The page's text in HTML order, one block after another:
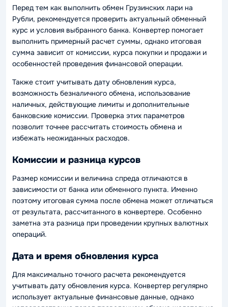
Перед тем как выполнить обмен Грузинских лари на
Рубли, рекомендуется проверить актуальный обменный
курс и условия выбранного банка. Конвертер помогает
выполнить примерный расчет суммы, однако итоговая
сумма зависит от комиссии, курса покупки и продажи и
особенностей проведения финансовой операции.
Также стоит учитывать дату обновления курса,
возможность безналичного обмена, использование
наличных, действующие лимиты и дополнительные
банковские комиссии. Проверка этих параметров
позволит точнее рассчитать стоимость обмена и
избежать неожиданных расходов.
Комиссии и разница курсов
Размер комиссии и величина спреда отличаются в
зависимости от банка или обменного пункта. Именно
поэтому итоговая сумма после обмена может отличаться
от результата, рассчитанного в конвертере. Особенно
заметна эта разница при проведении крупных валютных
операций.
Дата и время обновления курса
Для максимально точного расчета рекомендуется
учитывать дату обновления курса. Конвертер регулярно
использует актуальные финансовые данные, однако